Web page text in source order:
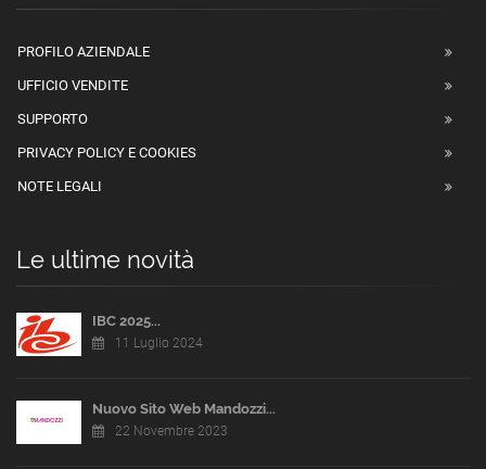
PROFILO AZIENDALE
UFFICIO VENDITE
SUPPORTO
PRIVACY POLICY E COOKIES
NOTE LEGALI
Le ultime novità
IBC 2025...
11 Luglio 2024
Nuovo Sito Web Mandozzi...
22 Novembre 2023